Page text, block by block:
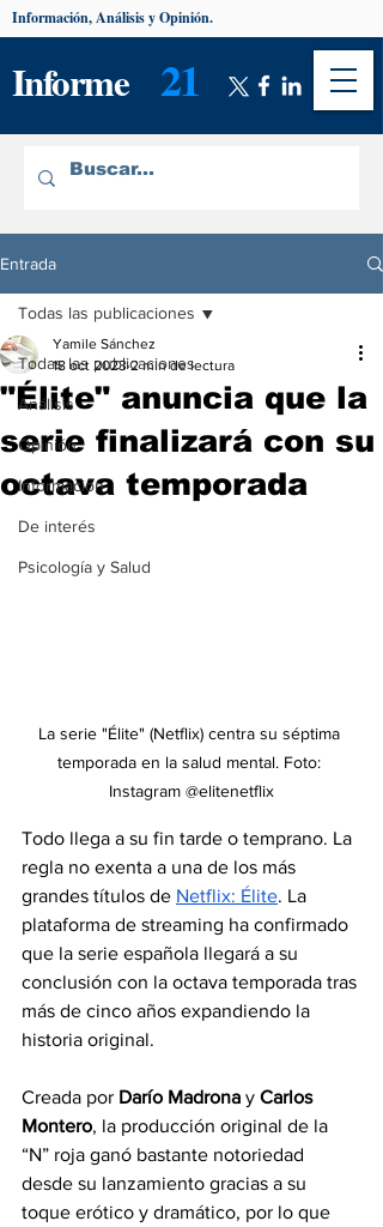
Informe 21
Información, Análisis y Opinión.
Entrada
Todas las publicaciones
Análisis
Opinión
Información
De interés
Psicología y Salud
Todas las publicaciones
"Élite" anuncia que la
serie finalizará con su
octava temporada
Yamile Sánchez
18 oct 2023 2 min de lectura
La serie "Élite" (Netflix) centra su séptima
temporada en la salud mental. Foto:
Instagram @elitenetflix
Todo llega a su fin tarde o temprano. La
regla no exenta a una de los más
grandes títulos de Netflix: Élite. La
plataforma de streaming ha confirmado
que la serie española llegará a su
conclusión con la octava temporada tras
más de cinco años expandiendo la
historia original.
Creada por Darío Madrona y Carlos
Montero, la producción original de la
“N” roja ganó bastante notoriedad
desde su lanzamiento gracias a su
toque erótico y dramático, por lo que